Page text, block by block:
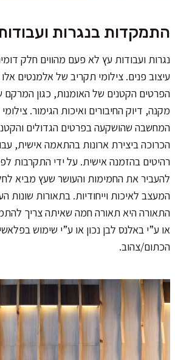
התמקדות בנגרות
נגרות ועבודות עץ לא פעם מהווים חלק
עיצוב פנים. צילומי תקריב של אלמנטים
הפרטים הקטנים של האומנות, כגון
מקנה, דיוק החיבורים ואיכות הגימור.
המחשבה שהושקעה בפרטים הגדולים
הכרוכה ביצירת ארונות בהתאמה אישית,
רהיטים בהזמנה אישית. על ידי התקרבות
להעביר את החמימות והעושר שעץ מביא
המעצב לאיכות וייחודיות. בתאורות
התאורה היא תאורה חמה שאיתה צריך
או ע”י באלנס לבן נכון או ע”י שימוש
הכתום/צהוב.